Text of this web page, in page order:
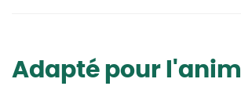
Adapté pour